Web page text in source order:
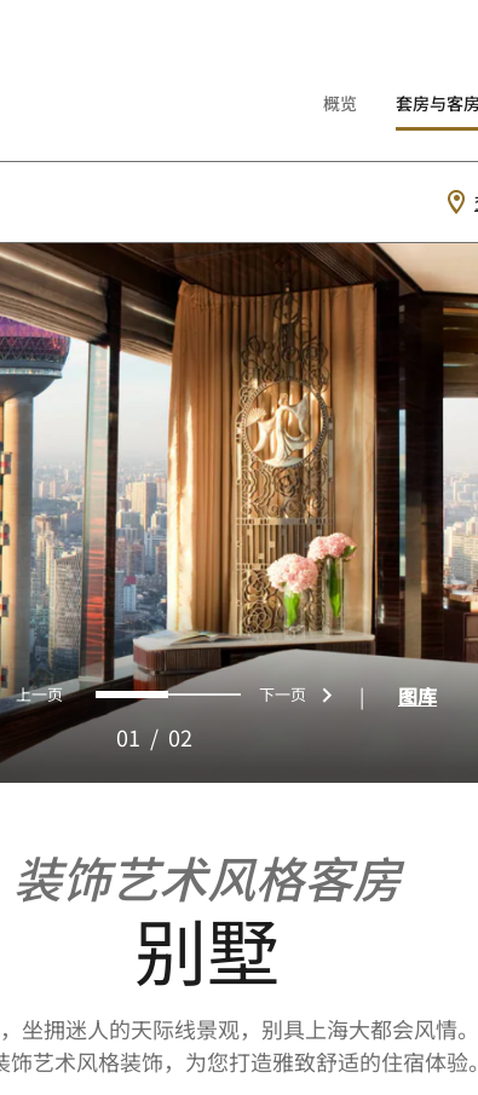
概览 套房与客
上一页 0 1 下一页
01 / 02
| 图库
装饰艺术风格客房
别墅
坐拥迷人的天际线景观，别具上海大都会风情
饰艺术风格装饰，为您打造雅致舒适的住宿体验